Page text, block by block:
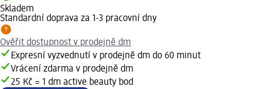
Skladem
Standardní doprava za 1-3 pracovní dny
Ověřit dostupnost v prodejně dm
Expresní vyzvednutí v prodejně dm do 60 minut
Vrácení zdarma v prodejně dm
25 Kč = 1 dm active beauty bod